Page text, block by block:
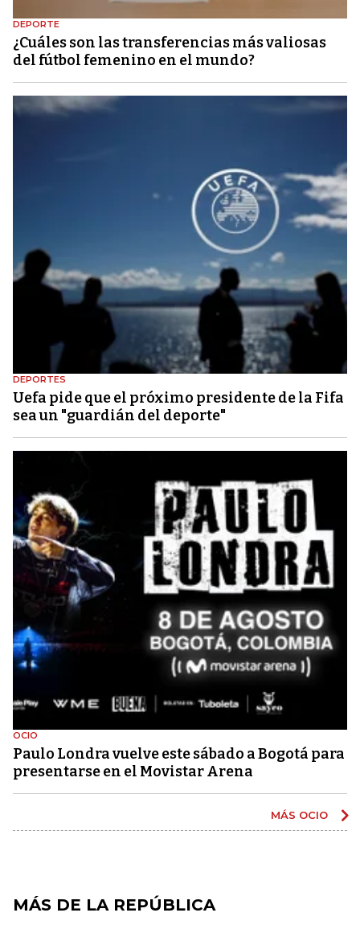
DEPORTE
¿Cuáles son las transferencias más valiosas
del fútbol femenino en el mundo?
DEPORTES
Uefa pide que el próximo presidente de la Fifa
sea un "guardián del deporte"
OCIO
Paulo Londra vuelve este sábado a Bogotá para
presentarse en el Movistar Arena
MÁS OCIO
MÁS DE LA REPÚBLICA